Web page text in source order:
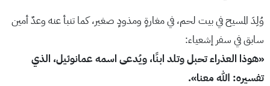
وُلِدَ المسيح في بيت لحم، في مغارةٍ ومذودٍ صغير، كما تنبأ عنه وعدٌ أمين
سابق في سفر إشعياء:
«هوذا العذراء تحبل وتلد ابنًا، ويُدعى اسمه عمانوئيل، الذي
تفسيره: الله معنا».